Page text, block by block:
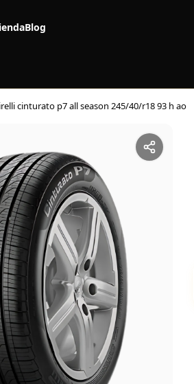
Blog
cinturato p7 all season 245/40/r18 93 h ao